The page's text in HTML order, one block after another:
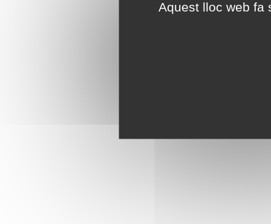
Aquest lloc web fa